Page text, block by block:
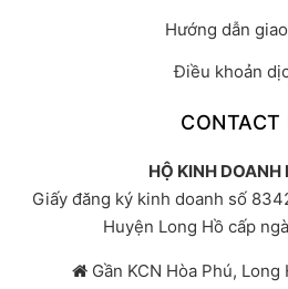
Hướng dẫn
Điều khoản
CONTACT
HỘ KINH DOANH
Giấy đăng ký kinh doanh số
Huyện Long Hồ cấp
Gần KCN Hòa Phú, Long